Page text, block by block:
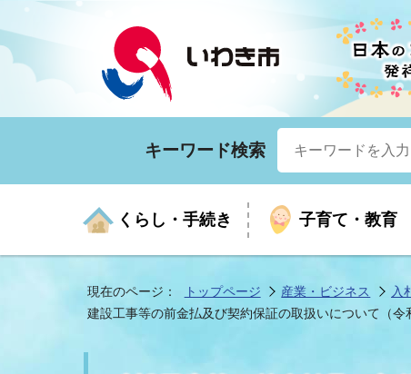
キーワード検索
くらし・手続き
くらしの手続きガイド い
子育て・教育
生涯学習 子
医療 健康
お知らせ 年
入札・契約 産
市の紹介 市
現在のページ： トップページ 産業・ビジネス 入
建設工事等の前金払及び契約保証の取扱いについて（令